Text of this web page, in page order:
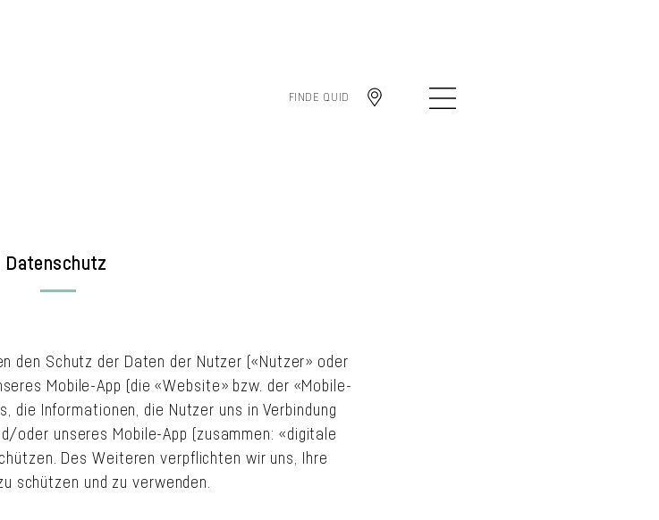
FINDE QUID
Datenschutz
den Schutz der Daten der Nutzer («Nutzer» oder
Mobile-App (die «Website» bzw. der «Mobile-
die Informationen, die Nutzer uns in Verbindung
oder unseres Mobile-App (zusammen: «digitale
Des Weiteren verpflichten wir uns, Ihre
schützen und zu verwenden.